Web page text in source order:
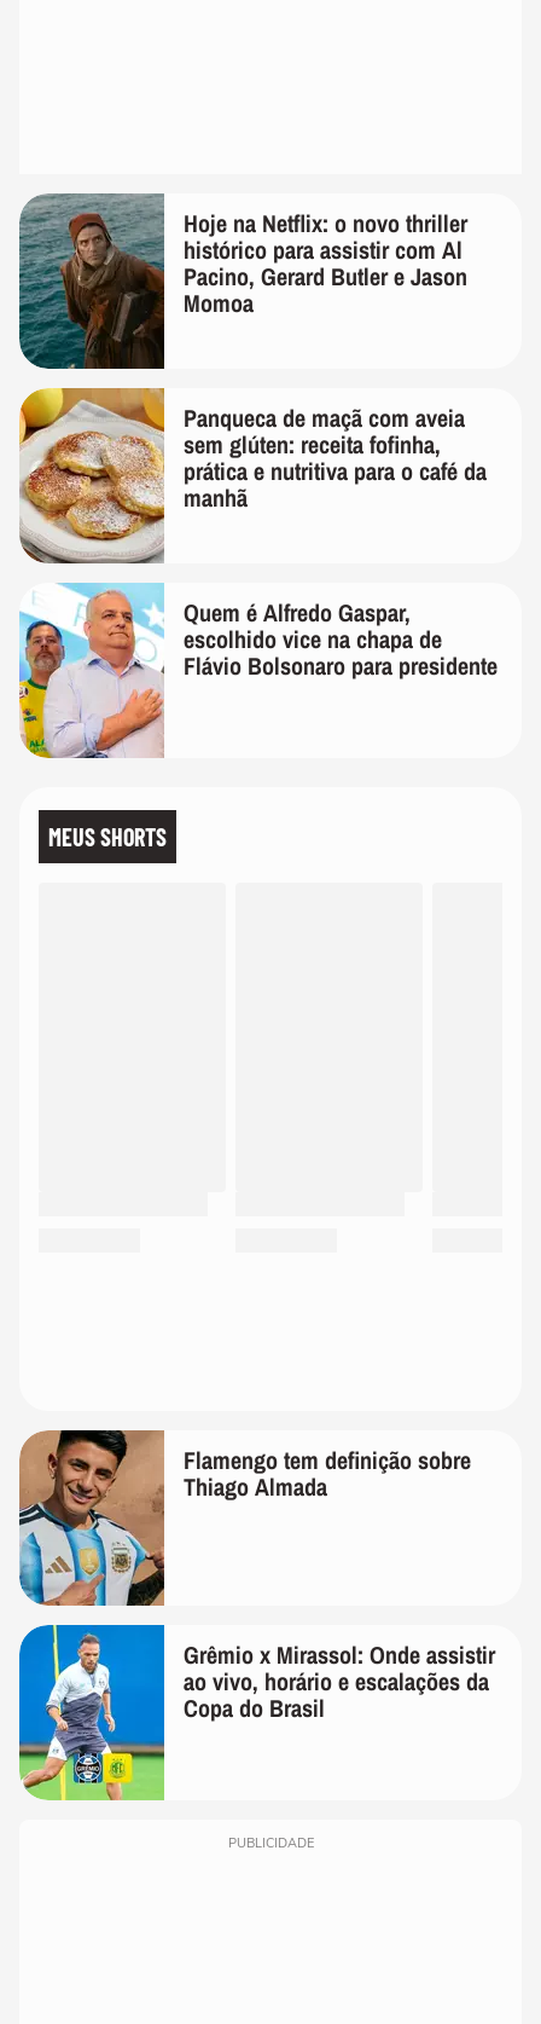
Hoje na Netflix: o novo thriller
histórico para assistir com Al
Pacino, Gerard Butler e Jason
Momoa
Panqueca de maçã com aveia
sem glúten: receita fofinha,
prática e nutritiva para o café da
manhã
Quem é Alfredo Gaspar,
escolhido vice na chapa de
Flávio Bolsonaro para presidente
MEUS SHORTS
Flamengo tem definição sobre
Thiago Almada
Grêmio x Mirassol: Onde assistir
ao vivo, horário e escalações da
Copa do Brasil
PUBLICIDADE